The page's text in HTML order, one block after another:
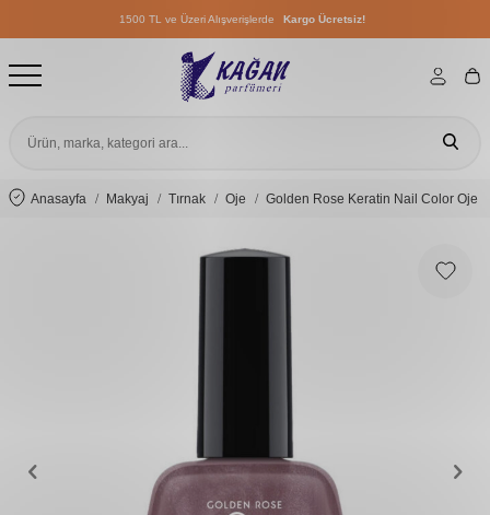
1500 TL ve Üzeri Alışverişlerde Kargo Ücretsiz!
1500 TL ve Üzeri Alışverişlerde
1500 TL ve Üzeri Alışverişlerde
Anasayfa Makyaj Tırnak Oje Golden Rose Keratin Nail Color Oje